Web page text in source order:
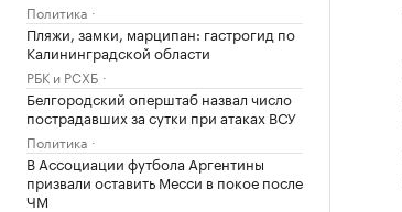
Политика
Пляжи, замки, марципан: гастрогид по
Калининградской области
РБК и РСХБ
Белгородский оперштаб назвал число
пострадавших за сутки при атаках ВСУ
Политика
В Ассоциации футбола Аргентины
призвали оставить Месси в покое после
ЧМ